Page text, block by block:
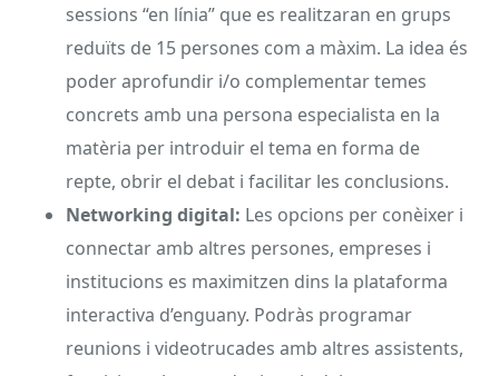
sessions “en línia” que es realitzaran en grups
reduïts de 15 persones com a màxim. La idea és
poder aprofundir i/o complementar temes
concrets amb una persona especialista en la
matèria per introduir el tema en forma de
repte, obrir el debat i facilitar les conclusions.
Networking digital: Les opcions per conèixer i
connectar amb altres persones, empreses i
institucions es maximitzen dins la plataforma
interactiva d’enguany. Podràs programar
reunions i videotrucades amb altres assistents,